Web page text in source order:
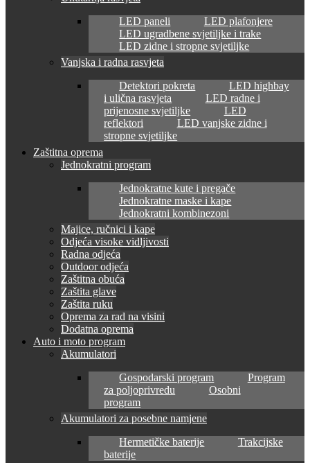
LED paneli
LED plafonjere
LED ugradbene svjetiljke i trake
LED zidne i stropne svjetiljke
Vanjska i radna rasvjeta
Detektori pokreta
LED highbay
i ulična rasvjeta
LED radne i
prijenosne svjetiljke
LED
reflektori
LED vanjske zidne i
stropne svjetiljke
Zaštitna oprema
Jednokratni program
Jednokratne kute i pregače
Jednokratne maske i kape
Jednokratni kombinezoni
Majice, ručnici i kape
Odjeća visoke vidljivosti
Radna odjeća
Outdoor odjeća
Zaštitna obuća
Zaštita glave
Zaštita ruku
Oprema za rad na visini
Dodatna oprema
Auto i moto program
Akumulatori
Gospodarski program
Program
za poljoprivredu
Osobni
program
Akumulatori za posebne namjene
Hermetičke baterije
Trakcijske
baterije